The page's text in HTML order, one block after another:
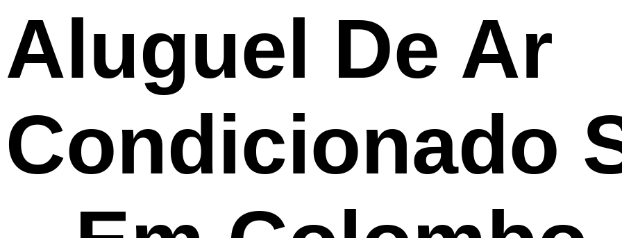
Aluguel De Ar
Condicionado